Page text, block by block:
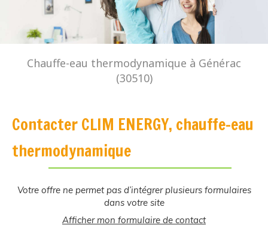
Chauffe-eau thermodynamique à Générac
(30510)
Contacter CLIM ENERGY, chauffe-eau
thermodynamique
Votre offre ne permet pas d’intégrer plusieurs formulaires
dans votre site
Afficher mon formulaire de contact